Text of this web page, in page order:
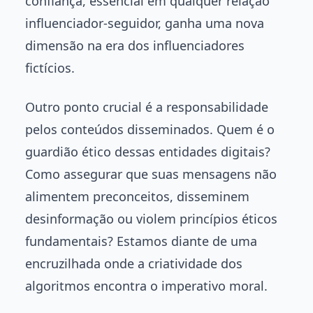
influenciador-seguidor, ganha uma nova
dimensão na era dos influenciadores
fictícios.
Outro ponto crucial é a responsabilidade
pelos conteúdos disseminados. Quem é o
guardião ético dessas entidades digitais?
Como assegurar que suas mensagens não
alimentem preconceitos, disseminem
desinformação ou violem princípios éticos
fundamentais? Estamos diante de uma
encruzilhada onde a criatividade dos
algoritmos encontra o imperativo moral.